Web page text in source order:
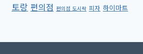
토랑 편의점 편의점 도시락 피자 하이마트